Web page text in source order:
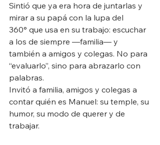
Sintió que ya era hora de juntarlas y
mirar a su papá con la lupa del
360° que usa en su trabajo: escuchar
a los de siempre —familia— y
también a amigos y colegas. No para
“evaluarlo”, sino para abrazarlo con
palabras.
Invitó a familia, amigos y colegas a
contar quién es Manuel: su temple, su
humor, su modo de querer y de
trabajar.